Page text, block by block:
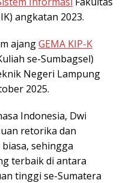
angkatan 2023.
ajangGEMA KIP-K
se-Sumbagsel)
Negeri Lampung
2025.
Indonesia, Dwi
retorika dan
sehingga
terbaik di antara
tinggi se-Sumatera